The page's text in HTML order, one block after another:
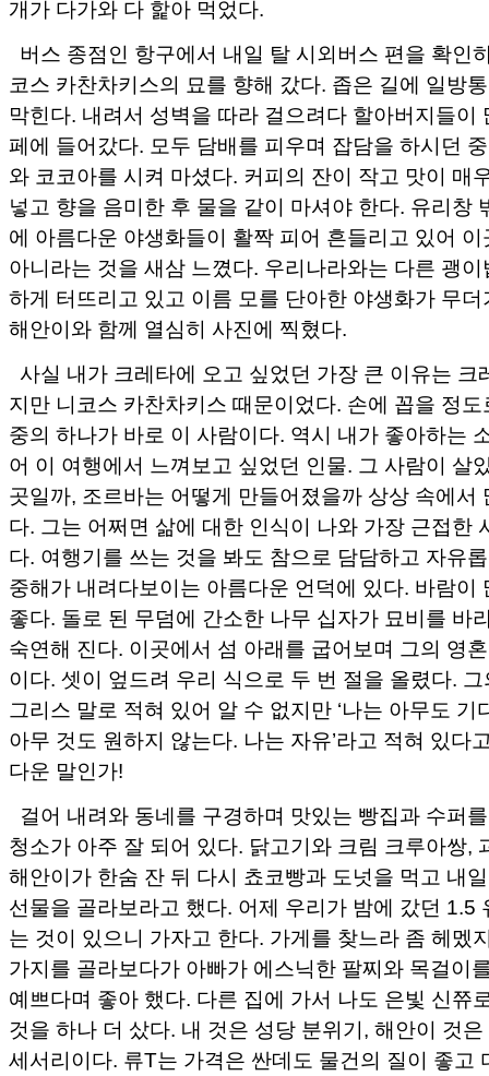
개가 다가와 다 핥아 먹었다.
버스 종점인 항구에서 내일 탈 시외버스 편을 확인
코스 카찬차키스의 묘를 향해 갔다. 좁은 길에 일방
막힌다. 내려서 성벽을 따라 걸으려다 할아버지들이
페에 들어갔다. 모두 담배를 피우며 잡담을 하시던
와 코코아를 시켜 마셨다. 커피의 잔이 작고 맛이 매
넣고 향을 음미한 후 물을 같이 마셔야 한다. 유리창
에 아름다운 야생화들이 활짝 피어 흔들리고 있어
아니라는 것을 새삼 느꼈다. 우리나라와는 다른 괭
하게 터뜨리고 있고 이름 모를 단아한 야생화가 무
해안이와 함께 열심히 사진에 찍혔다.
사실 내가 크레타에 오고 싶었던 가장 큰 이유는 크
지만 니코스 카찬차키스 때문이었다. 손에 꼽을 정
중의 하나가 바로 이 사람이다. 역시 내가 좋아하는
어 이 여행에서 느껴보고 싶었던 인물. 그 사람이 살
곳일까, 조르바는 어떻게 만들어졌을까 상상 속에서
다. 그는 어쩌면 삶에 대한 인식이 나와 가장 근접한
다. 여행기를 쓰는 것을 봐도 참으로 담담하고 자유
중해가 내려다보이는 아름다운 언덕에 있다. 바람이
좋다. 돌로 된 무덤에 간소한 나무 십자가 묘비를 바
숙연해 진다. 이곳에서 섬 아래를 굽어보며 그의 영
이다. 셋이 엎드려 우리 식으로 두 번 절을 올렸다.
그리스 말로 적혀 있어 알 수 없지만 ‘나는 아무도 기
아무 것도 원하지 않는다. 나는 자유’라고 적혀 있다
다운 말인가!
걸어 내려와 동네를 구경하며 맛있는 빵집과 수퍼
청소가 아주 잘 되어 있다. 닭고기와 크림 크루아쌍,
해안이가 한숨 잔 뒤 다시 쵸코빵과 도넛을 먹고 내
선물을 골라보라고 했다. 어제 우리가 밤에 갔던 1.5
는 것이 있으니 가자고 한다. 가게를 찾느라 좀 헤멨
가지를 골라보다가 아빠가 에스닉한 팔찌와 목걸이
예쁘다며 좋아 했다. 다른 집에 가서 나도 은빛 신쮸
것을 하나 더 샀다. 내 것은 성당 분위기, 해안이 것
세서리이다. 류T는 가격은 싼데도 물건의 질이 좋고